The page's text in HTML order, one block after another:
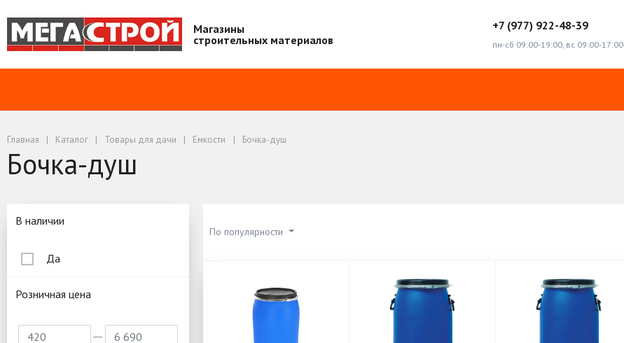
Магазины
строительных материалов
+7 (977) 922-48-39
пн-сб 09:00-19:00, вс 09:00-17:00
Главная Каталог Товары для дачи Емкости Бочка-душ
Бочка-душ
По популярности
Подбор параметров
В наличии
Да
Розничная цена